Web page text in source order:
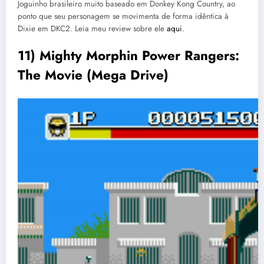
Joguinho brasileiro muito baseado em Donkey Kong Country, ao
ponto que seu personagem se movimenta de forma idêntica à
Dixie em DKC2. Leia meu review sobre ele aqui.
11) Mighty Morphin Power Rangers:
The Movie (Mega Drive)